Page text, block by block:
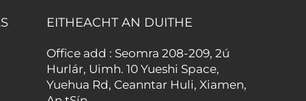
EITHEACHT AN DUITHE
Office add : Seomra 208-209, 2ú
Hurlár, Uimh. 10 Yueshi Space,
Yuehua Rd, Ceanntar Huli, Xiamen,